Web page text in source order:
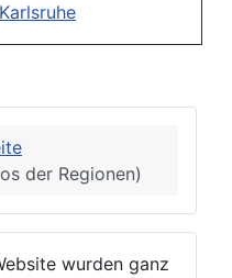
Karlsruhe
der Regionen)
wurden ganz